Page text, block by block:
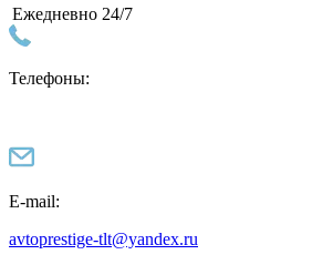
Ежедневно 24/7
Телефоны:
E-mail:
avtoprestige-tlt@yandex.ru